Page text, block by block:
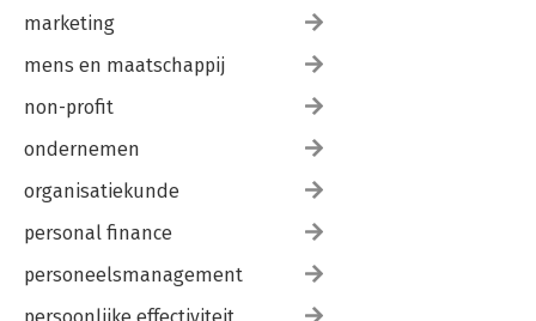
marketing
mens en maatschappij
non-profit
ondernemen
organisatiekunde
personal finance
personeelsmanagement